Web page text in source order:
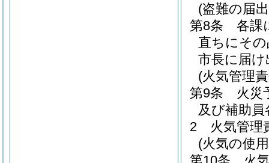
(盗難の届
第8条
各課
直ちにそ
市長に届
(火気管理
第9条
火災
及び補助
2
火気管理
(火気の使